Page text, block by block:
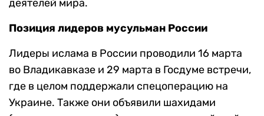
деятелей мира.
Позиция лидеров мусульман России
Лидеры ислама в России проводили 16 марта
во Владикавказе и 29 марта в Госдуме встречи,
где в целом поддержали спецоперацию на
Украине. Также они объявили шахидами